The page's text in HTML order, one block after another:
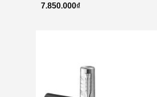
7.850.000₫